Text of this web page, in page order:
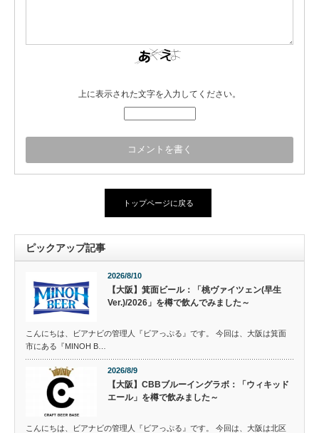
上に表示された文字を入力してください。
トップページに戻る
ピックアップ記事
2026/8/10
【大阪】箕面ビール：「桃ヴァイツェン(早生
Ver.)/2026」を樽で飲んでみました～
こんにちは、ビアナビの管理人『ビアっぷる』です。 今回は、大阪は箕面
市にある『MINOH B…
2026/8/9
【大阪】CBBブルーイングラボ：「ウィキッド
エール」を樽で飲みました～
こんにちは、ビアナビの管理人『ビアっぷる』です。 今回は、大阪は北区